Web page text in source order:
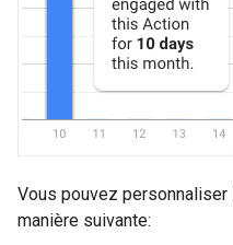
Vous pouvez
manière suivante: